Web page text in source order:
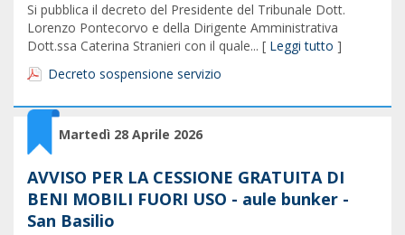
Si pubblica il decreto del Presidente del Tribunale Dott.
Lorenzo Pontecorvo e della Dirigente Amministrativa
Dott.ssa Caterina Stranieri con il quale... [ Leggi tutto ]
Decreto sospensione servizio
Martedì 28 Aprile 2026
AVVISO PER LA CESSIONE GRATUITA DI
BENI MOBILI FUORI USO - aule bunker -
San Basilio